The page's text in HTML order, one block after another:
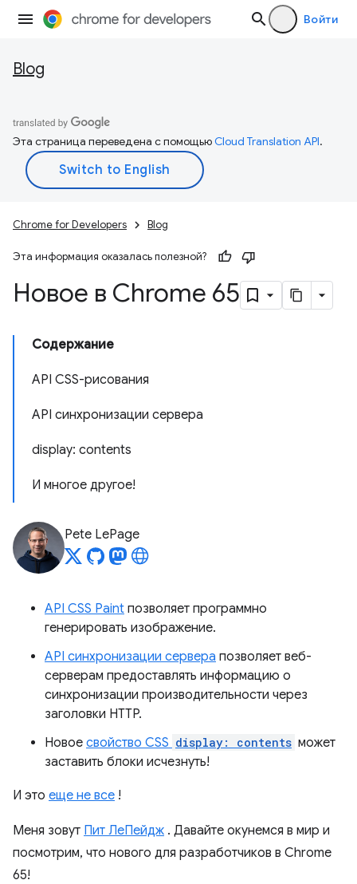
Войти
Blog
Эта страница переведена с помощьюCloud Translation API.
Chrome for Developers Blog
Эта информация оказалась полезной?
Новое в Chrome 65
Содержание
API CSS-рисования
API синхронизации сервера
display: contents
И многое другое!
Pete LePage
API CSS Paint позволяет программно
генерировать изображение.
API синхронизации сервера позволяет веб-
серверам предоставлять информацию о
синхронизации производительности через
заголовки HTTP.
Новое свойство CSS display: contents может
заставить блоки исчезнуть!
И это еще не все !
Меня зовут Пит ЛеПейдж . Давайте окунемся в мир и
посмотрим, что нового для разработчиков в Chrome
65!